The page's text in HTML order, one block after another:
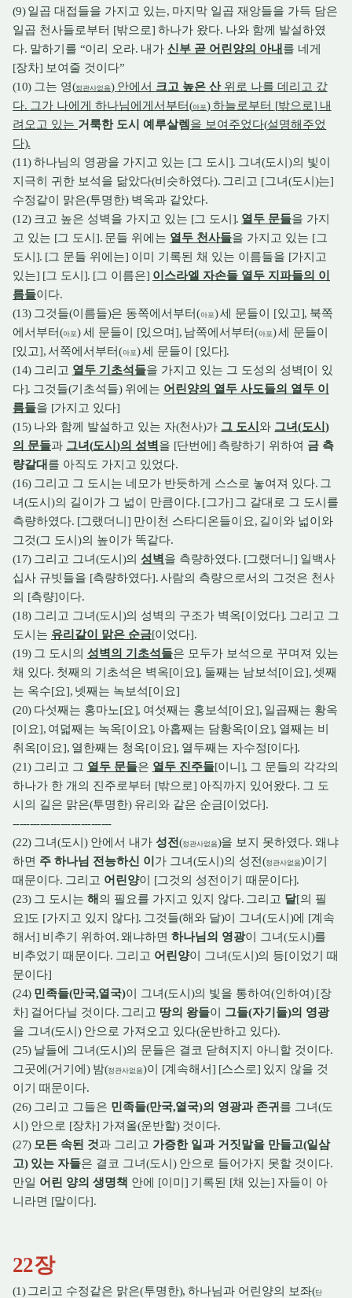
(9)일곱 대접들을 가지고 있는, 마지막 일곱 재앙들을 가득 담은
일곱 천사들로부터 [밖으로]하나가 왔다. 나와 함께 발설하였
다. 말하기를 “이리 오라. 내가 신부 곧 어린양의 아내 를 네게
[장차] 보여줄 것이다”
(10) 그는 영(정관사없음) 안에서 크고 높은 산 위로 나를 데리고 갔
다. 그가 나에게 하나님에게서부터(아포)하늘로부터 [밖으로] 내
려오고 있는 거룩한 도시 예루살렘 을 보여주었다(설명해주었
다).
(11)하나님의 영광을 가지고 있는 [그 도시]. 그녀(도시)의 빛이
지극히 귀한 보석을 닮았다(비슷하였다). 그리고 [그녀(도시)는]
수정같이 맑은(투명한) 벽옥과 같았다.
(12) 크고 높은 성벽을 가지고 있는 [그 도시]. 열두 문들을 가지
고 있는 [그 도시]. 문들 위에는 열두 천사들을 가지고 있는 [그
도시 ]. [그 문들 위에는] 이미 기록된 채 있는 이름들을 [가지고
있는] [그 도시 ]. [그 이름은] 이스라엘 자손들 열두 지파들의 이
름들이다.
(13) 그것들(이름들)은 동쪽에서부터(아포)세 문들이 [있고], 북쪽
에서부터(아포)세 문들이 [있으며], 남쪽에서부터(아포)세 문들이
[있고],서쪽에서부터(아포)세 문들이 [있다].
(14) 그리고 열두 기초석들을 가지고 있는 그 도성의 성벽[이 있
다]. 그것들(기초석들) 위에는 어린양의 열두 사도들의 열두 이
름들을 [가지고 있다]
(15) 나와 함께 발설하고 있는 자(천사)가 그 도시 와 그녀(도시 )
의 문들과 그녀(도시)의 성벽 을 [단번에] 측량하기 위하여 금 측
량갈대 를 아직도 가지고 있었다.
(16) 그리고 그 도시는 네모가 반듯하게 스스로 놓여져 있다. 그
녀(도시)의 길이가 그 넓이 만큼이다. [그가] 그 갈대로 그 도시를
측량하였다. [그랬더니 ] 만이천 스타디온들이요, 길이와 넓이와
그것(그 도시)의 높이가 똑같다.
(17) 그리고 그녀(도시)의성벽 을 측량하였다. [그랬더니] 일백사
십사 규빗들을 [측량하였다].사람의 측량으로서의 그것은 천사
의 [측량]이다.
(18) 그리고 그녀(도시)의 성벽의 구조가 벽옥[이었다]. 그리고 그
도시는 유리같이 맑은 순금[이었다].
(19) 그 도시의 성벽의 기초석들은 모두가 보석으로 꾸며져 있는
채 있다. 첫째의 기초석은 벽옥[이요], 둘째는 남보석[이요],셋째
는 옥수[요], 넷째는 녹보석[이요]
(20) 다섯째는 홍마노[요], 여섯째는 홍보석[이요], 일곱째는 황옥
[이요], 여덟째는 녹옥[이요], 아홉째는 담황옥[이요], 열째는 비
취옥[이요], 열한째는 청옥[이요], 열두째는 자수정[이다].
(21) 그리고 그 열두 문들은 열두 진주들[이니], 그 문들의 각각의
하나가 한 개의 진주로부터 [밖으로] 아직까지 있어왔다. 그 도
시의 길은 맑은(투명한) 유리와 같은 순금[이었다].
-----------------------------
(22) 그녀(도시) 안에서 내가 성전(정관사없음)을 보지 못하였다.왜냐
하면 주 하나님 전능하신 이 가 그녀(도시)의 성전(정관사없음)이기
때문이다. 그리고 어린양이 [그것의 성전이기 때문이다].
(23) 그 도시는 해 의 필요를 가지고 있지 않다. 그리고 달[의 필
요]도 [가지고 있지 않다]. 그것들(해와 달)이 그녀(도시 )에 [계속
해서] 비추기 위하여 .왜냐하면하나님의 영광이 그녀(도시 )를
비추었기 때문이다. 그리고 어린양이 그녀(도시)의 등[이었기 때
문이다]
(24) 민족들(만국,열국)이 그녀(도시)의 빛을 통하여(인하여) [장
차] 걸어다닐 것이다. 그리고 땅의 왕들이 그들(자기들)의 영광
을 그녀(도시) 안으로 가져오고 있다(운반하고 있다).
(25) 날들에 그녀(도시)의 문들은 결코 닫혀지지 아니할 것이다.
그곳에 (거기에) 밤(정관사없음)이 [계속해서] [스스로] 있지 않을 것
이기 때문이다.
(26) 그리고 그들은 민족들(만국,열국)의 영광과 존귀 를 그녀(도
시 ) 안으로 [장차] 가져올(운반할) 것이다.
(27) 모든 속된 것과 그리고 가증한 일과 거짓말을 만들고(일삼
고) 있는 자들은 결코 그녀(도시) 안으로 들어가지 못할 것이다.
만일 어린 양의 생명책 안에 [이미] 기록된 [채 있는] 자들이 아
니라면 [말이다].
22장
(1) 그리고 수정같은 맑은(투명한), 하나님과 어린양의 보좌(단